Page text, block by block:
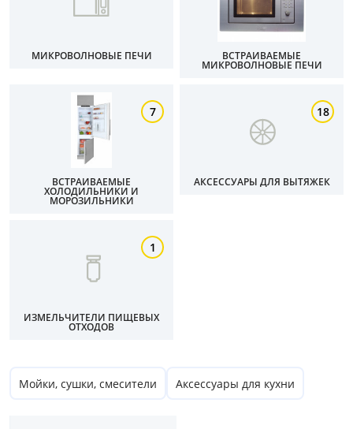
МИКРОВОЛНОВЫЕ ПЕЧИ ВСТРАИВАЕМЫЕ
МИКРОВОЛНОВЫЕ ПЕЧИ
7
ВСТРАИВАЕМЫЕ
ХОЛОДИЛЬНИКИ И
МОРОЗИЛЬНИКИ
18
АКСЕССУАРЫ ДЛЯ ВЫТЯЖЕК
1
ИЗМЕЛЬЧИТЕЛИ ПИЩЕВЫХ
ОТХОДОВ
Мойки, сушки, смесители Аксессуары для кухни